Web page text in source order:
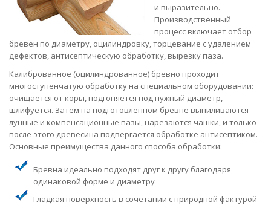
и выразительно.
Производственный
процесс включает отбор
бревен по диаметру, оцилиндровку, торцевание с удалением
дефектов, антисептическую обработку, вырезку паза.
Калиброванное (оцилиндрованное) бревно проходит
многоступенчатую обработку на специальном оборудовании:
очищается от коры, подгоняется под нужный диаметр,
шлифуется. Затем на подготовленном бревне выпиливаются
лунные и компенсационные пазы, нарезаются чашки, и только
после этого древесина подвергается обработке антисептиком.
Основные преимущества данного способа обработки:
Бревна идеально подходят друг к другу благодаря
одинаковой форме и диаметру
Гладкая поверхность в сочетании с природной фактурой